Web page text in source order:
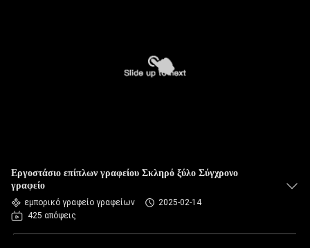
Εργοστάσιο επίπλων γραφείου Σκληρό ξύλο Σύγχρονο
γραφείο
εμπορικό γραφείο γραφείων
2025-02-14
425 απόψεις